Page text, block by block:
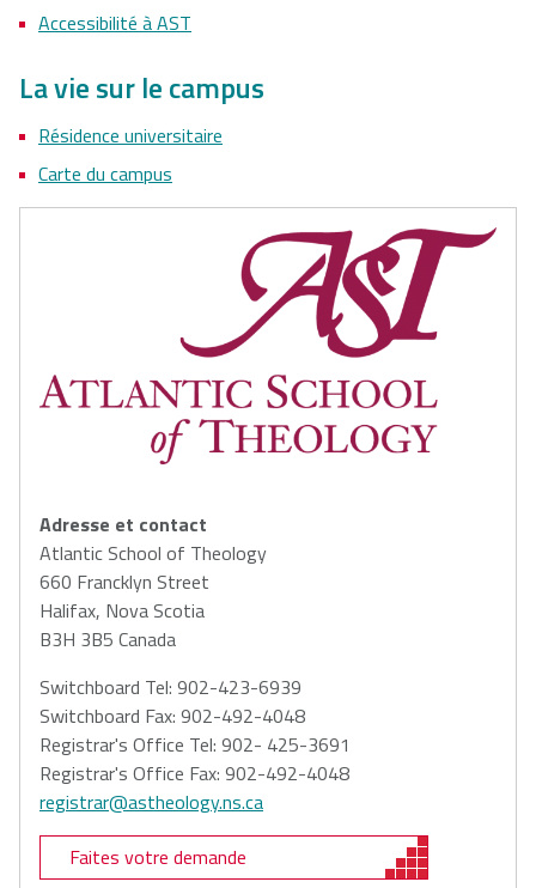
Accessibilité à AST
La vie sur le campus
Résidence universitaire
Carte du campus
Adresse et contact
Atlantic School of Theology
660 Francklyn Street
Halifax, Nova Scotia
B3H 3B5 Canada
Switchboard Tel: 902-423-6939
Switchboard Fax: 902-492-4048
Registrar's Office Tel: 902- 425-3691
Registrar's Office Fax: 902-492-4048
registrar@astheology.ns.ca
Faites votre demande